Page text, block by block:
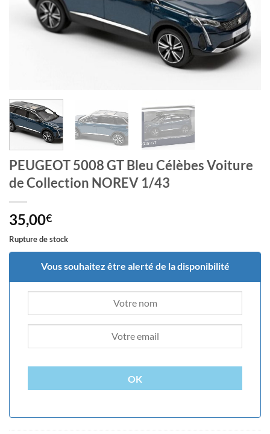
PEUGEOT 5008 GT Bleu Célèbes Voiture
de Collection NOREV 1/43
35,00€
Rupture de stock
Vous souhaitez être alerté de la disponibilité
OK